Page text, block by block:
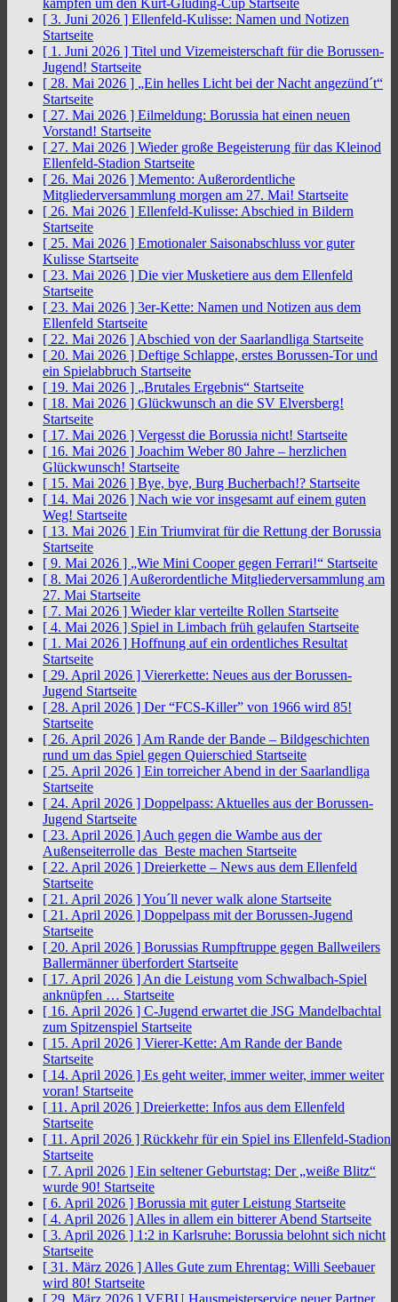
kämpfen um den Kurt-Gluding-Cup Startseite
[ 3. Juni 2026 ] Ellenfeld-Kulisse: Namen und Notizen
Startseite
[ 1. Juni 2026 ] Titel und Vizemeisterschaft für die Borussen-
Jugend! Startseite
[ 28. Mai 2026 ] „Ein helles Licht bei der Nacht angezünd´t“
Startseite
[ 27. Mai 2026 ] Eilmeldung: Borussia hat einen neuen
Vorstand! Startseite
[ 27. Mai 2026 ] Wieder große Begeisterung für das Kleinod
Ellenfeld-Stadion Startseite
[ 26. Mai 2026 ] Memento: Außerordentliche
Mitgliederversammlung morgen am 27. Mai! Startseite
[ 26. Mai 2026 ] Ellenfeld-Kulisse: Abschied in Bildern
Startseite
[ 25. Mai 2026 ] Emotionaler Saisonabschluss vor guter
Kulisse Startseite
[ 23. Mai 2026 ] Die vier Musketiere aus dem Ellenfeld
Startseite
[ 23. Mai 2026 ] 3er-Kette: Namen und Notizen aus dem
Ellenfeld Startseite
[ 22. Mai 2026 ] Abschied von der Saarlandliga Startseite
[ 20. Mai 2026 ] Deftige Schlappe, erstes Borussen-Tor und
ein Spielabbruch Startseite
[ 19. Mai 2026 ] „Brutales Ergebnis“ Startseite
[ 18. Mai 2026 ] Glückwunsch an die SV Elversberg!
Startseite
[ 17. Mai 2026 ] Vergesst die Borussia nicht! Startseite
[ 16. Mai 2026 ] Joachim Weber 80 Jahre – herzlichen
Glückwunsch! Startseite
[ 15. Mai 2026 ] Bye, bye, Burg Bucherbach!? Startseite
[ 14. Mai 2026 ] Nach wie vor insgesamt auf einem guten
Weg! Startseite
[ 13. Mai 2026 ] Ein Triumvirat für die Rettung der Borussia
Startseite
[ 9. Mai 2026 ] „Wie Mini Cooper gegen Ferrari!“ Startseite
[ 8. Mai 2026 ] Außerordentliche Mitgliederversammlung am
27. Mai Startseite
[ 7. Mai 2026 ] Wieder klar verteilte Rollen Startseite
[ 4. Mai 2026 ] Spiel in Limbach früh gelaufen Startseite
[ 1. Mai 2026 ] Hoffnung auf ein ordentliches Resultat
Startseite
[ 29. April 2026 ] Viererkette: Neues aus der Borussen-
Jugend Startseite
[ 28. April 2026 ] Der “FCS-Killer” von 1966 wird 85!
Startseite
[ 26. April 2026 ] Am Rande der Bande – Bildgeschichten
rund um das Spiel gegen Quierschied Startseite
[ 25. April 2026 ] Ein torreicher Abend in der Saarlandliga
Startseite
[ 24. April 2026 ] Doppelpass: Aktuelles aus der Borussen-
Jugend Startseite
[ 23. April 2026 ] Auch gegen die Wambe aus der
Außenseiterrolle das Beste machen Startseite
[ 22. April 2026 ] Dreierkette – News aus dem Ellenfeld
Startseite
[ 21. April 2026 ]You´ll never walk alone Startseite
[ 21. April 2026 ] Doppelpass mit der Borussen-Jugend
Startseite
[ 20. April 2026 ] Borussias Rumpftruppe gegen Ballweilers
Ballermänner überfordert Startseite
[ 17. April 2026 ] An die Leistung vom Schwalbach-Spiel
anknüpfen … Startseite
[ 16. April 2026 ] C-Jugend erwartet die JSG Mandelbachtal
zum Spitzenspiel Startseite
[ 15. April 2026 ] Vierer-Kette: Am Rande der Bande
Startseite
[ 14. April 2026 ] Es geht weiter, immer weiter, immer weiter
voran! Startseite
[ 11. April 2026 ] Dreierkette: Infos aus dem Ellenfeld
Startseite
[ 11. April 2026 ] Rückkehr für ein Spiel ins Ellenfeld-Stadion
Startseite
[ 7. April 2026 ] Ein seltener Geburtstag: Der „weiße Blitz“
wurde 90! Startseite
[ 6. April 2026 ] Borussia mit guter Leistung Startseite
[ 4. April 2026 ] Alles in allem ein bitterer Abend Startseite
[ 3. April 2026 ] 1:2 in Karlsruhe: Borussia belohnt sich nicht
Startseite
[ 31. März 2026 ] Alles Gute zum Ehrentag: Willi Seebauer
wird 80! Startseite
[ 29. März 2026 ] VEBU Hausmeisterservice neuer Partner